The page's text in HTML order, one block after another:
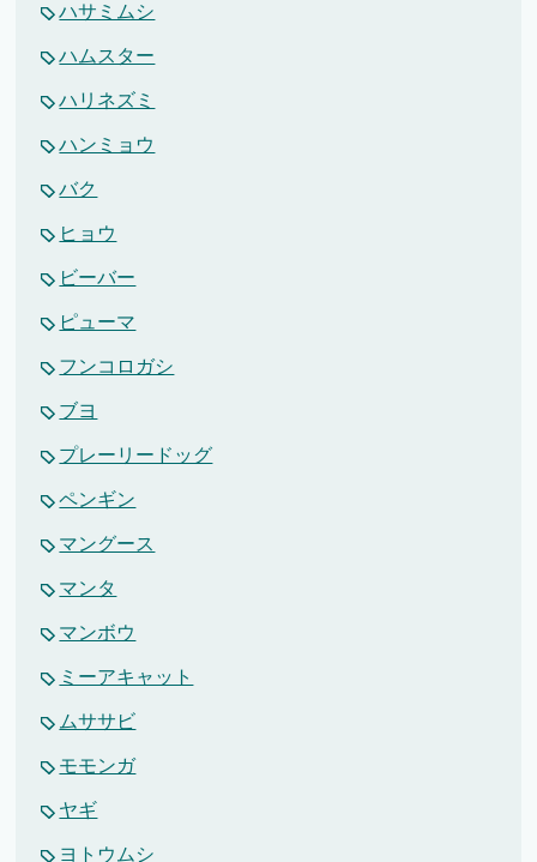
ハサミムシ
ハムスター
ハリネズミ
ハンミョウ
バク
ヒョウ
ビーバー
ピューマ
フンコロガシ
ブヨ
プレーリードッグ
ペンギン
マングース
マンタ
マンボウ
ミーアキャット
ムササビ
モモンガ
ヤギ
ヨトウムシ